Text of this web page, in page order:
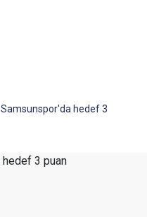
Samsunspor'da hedef 3